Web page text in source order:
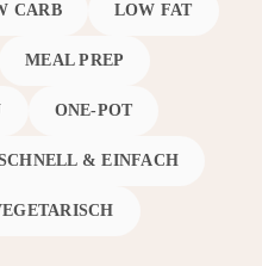
CARB LOW FAT
MEAL PREP
ONE-POT
& EINFACH